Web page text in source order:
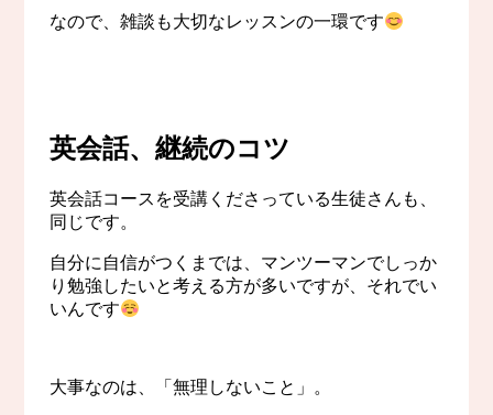
なので、雑談も大切なレッスンの一環です
英会話、継続のコツ
英会話コースを受講くださっている生徒さんも、
同じです。
自分に自信がつくまでは、マンツーマンでしっか
り勉強したいと考える方が多いですが、それでい
いんです
大事なのは、「無理しないこと」。